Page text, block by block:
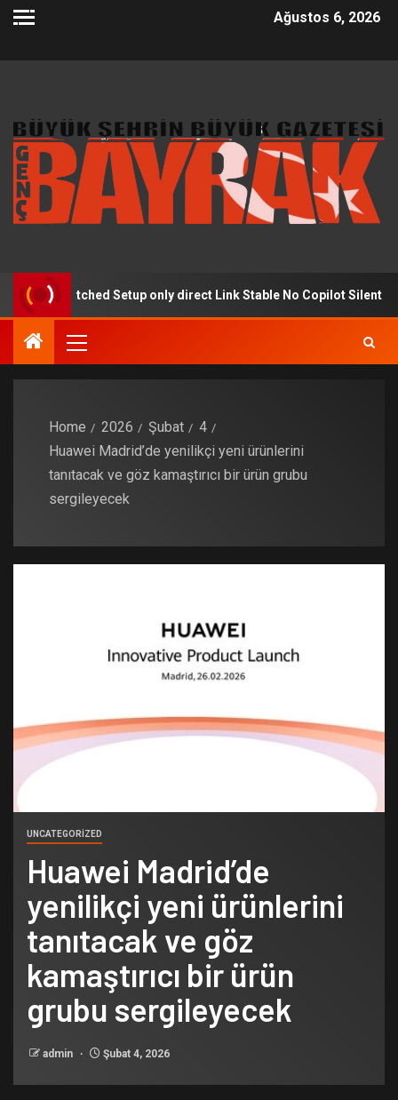
Ağustos 6, 2026
Patched Setup only direct Link Stable No Copilot Silent Install
Home 2026 Şubat
4
Huawei Madrid’de yenilikçi yeni ürünlerini
tanıtacak ve göz kamaştırıcı bir ürün grubu
sergileyecek
UNCATEGORIZED
Huawei Madrid’de
yenilikçi yeni ürünlerini
tanıtacak ve göz
kamaştırıcı bir ürün
grubu sergileyecek
admin Şubat 4, 2026